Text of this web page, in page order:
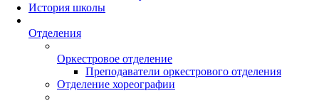
История школы
Отделения
Оркестровое отделение
Преподаватели оркестрового отделения
Отделение хореографии